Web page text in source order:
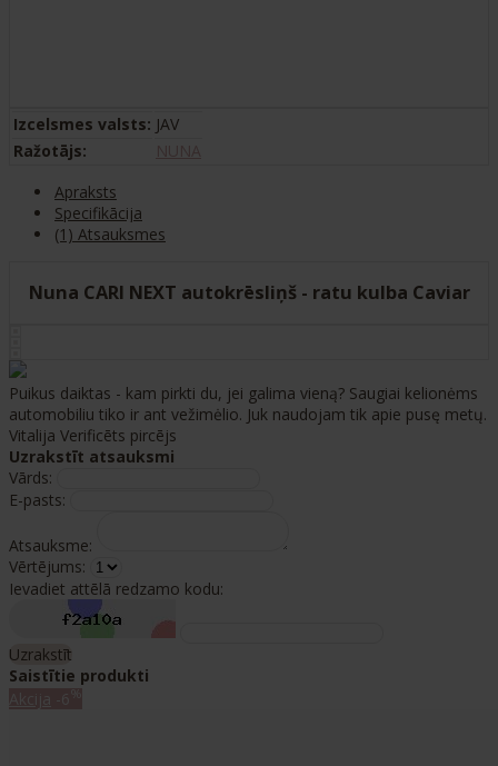
Izcelsmes valsts: JAV
Ražotājs:
Apraksts
Specifikācija
(1) Atsauksmes
Nuna CARI NEXT autokrēsliņš - ratu kulba Caviar
Puikus daiktas - kam pirkti du, jei galima vieną? Saugiai kelionėms
automobiliu tiko ir ant vežimėlio. Juk naudojam tik apie pusę metų.
Vitalija Verificēts pircējs
Uzrakstīt atsauksmi
Vārds:
E-pasts:
Atsauksme:
Vērtējums:
Ievadiet attēlā redzamo kodu:
Uzrakstīt
Saistītie produkti